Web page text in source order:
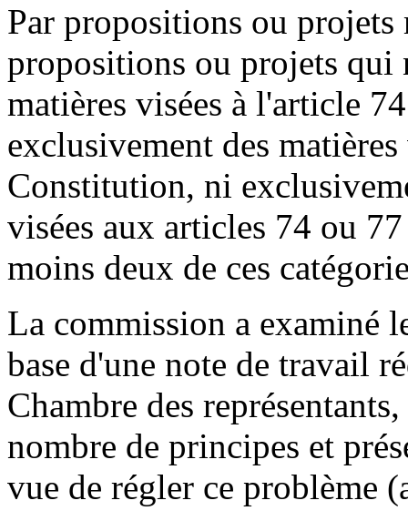
Par propositions ou
propositions ou projets qui
matières visées à l'article
exclusivement des
Constitution, ni
visées aux articles 74 ou
moins deux de ces
La commission a examiné
base d'une note de travail
Chambre des
nombre de principes et
vue de régler ce problème